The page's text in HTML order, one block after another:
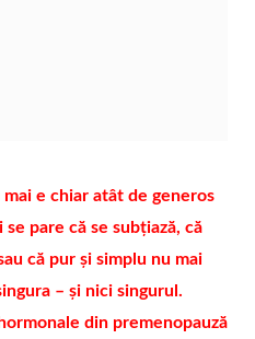
e chiar atât de generos
pare că se subțiază, că
că pur și simplu nu mai
– și nici singurul.
din premenopauză